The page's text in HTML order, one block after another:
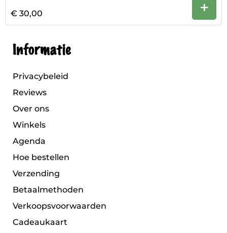
€ 30,00 +
Informatie
Privacybeleid
Reviews
Over ons
Winkels
Agenda
Hoe bestellen
Verzending
Betaalmethoden
Verkoopsvoorwaarden
Cadeaukaart